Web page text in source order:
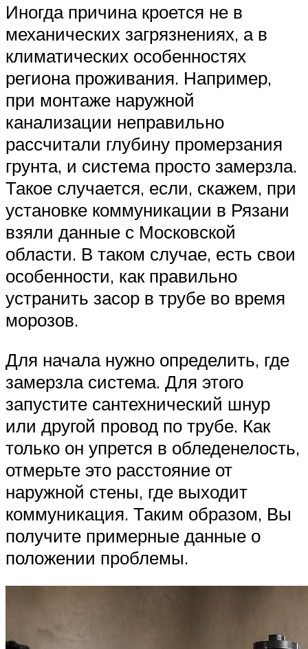
Иногда причина кроется не в
механических загрязнениях, а в
климатических особенностях
региона проживания. Например,
при монтаже наружной
канализации неправильно
рассчитали глубину промерзания
грунта, и система просто замерзла.
Такое случается, если, скажем, при
установке коммуникации в Рязани
взяли данные с Московской
области. В таком случае, есть свои
особенности, как правильно
устранить засор в трубе во время
морозов.
Для начала нужно определить, где
замерзла система. Для этого
запустите сантехнический шнур
или другой провод по трубе. Как
только он упрется в обледенелость,
отмерьте это расстояние от
наружной стены, где выходит
коммуникация. Таким образом, Вы
получите примерные данные о
положении проблемы.